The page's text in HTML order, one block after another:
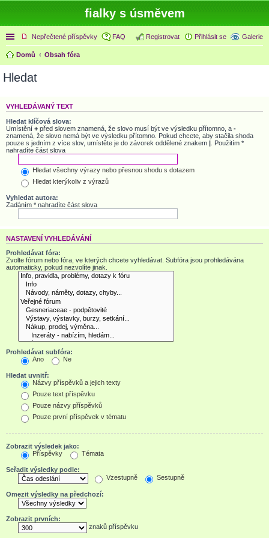
fialky s úsměvem
Rychlé odkazy
Nepřečtené příspěvky Galerie
FAQ Přihlásit se
Registrovat
Domů Obsah fóra
Hledat
VYHLEDÁVANÝ TEXT
Hledat klíčová slova:
Umístění + před slovem znamená, že slovo musí být ve výsledku přítomno, a -
znamená, že slovo nemá být ve výsledku přítomno. Pokud chcete, aby stačila shoda
pouze s jedním z více slov, umístěte je do závorek oddělené znakem | . Použitím *
nahradíte část slova
Hledat všechny výrazy nebo přesnou shodu s dotazem
Hledat kterýkoliv z výrazů
Vyhledat autora:
Zadáním * nahradíte část slova
NASTAVENÍ VYHLEDÁVÁNÍ
Prohledávat fóra:
Zvolte fórum nebo fóra, ve kterých chcete vyhledávat. Subfóra jsou prohledávána
automaticky, pokud nezvolíte jinak.
Prohledávat subfóra:
Ano
Ne
Hledat uvnitř:
Názvy příspěvků a jejich texty
Pouze text příspěvku
Pouze názvy příspěvků
Pouze první příspěvek v tématu
Zobrazit výsledek jako:
Příspěvky
Témata
Seřadit výsledky podle:
Vzestupně
Sestupně
Omezit výsledky na předchozí:
Zobrazit prvních:
znaků příspěvku